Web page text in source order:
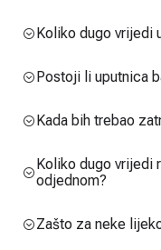
Koliko dugo vrijedi
Postoji li uputnica
Kada bih trebao
Koliko dugo vrijedi
odjednom?
Zašto za neke